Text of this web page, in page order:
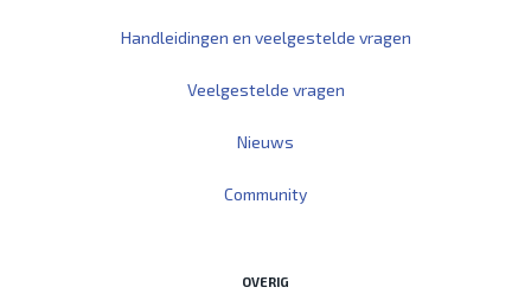
Handleidingen en veelgestelde vragen
Veelgestelde vragen
Nieuws
Community
OVERIG